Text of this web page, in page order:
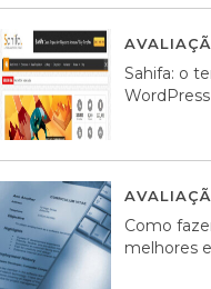
Sahifa: o
WordPress
Como
melhores